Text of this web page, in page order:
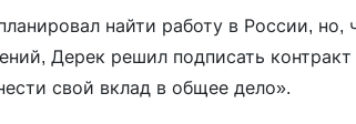
найти работу в России, но,
Дерек решил подписать
свой вклад в общее дело».